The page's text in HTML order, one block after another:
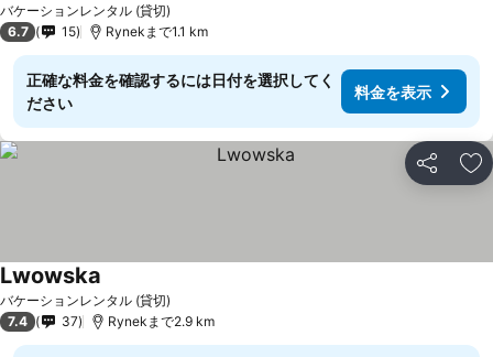
バケーションレンタル (貸切)
6.7 15 Rynekまで1.1 km
正確な料金を確認するには日付を選択してく
ださい
料金を表示
シェア お
バケーションレンタル (貸切)
Lwowska
7.4 37 Rynekまで2.9 km